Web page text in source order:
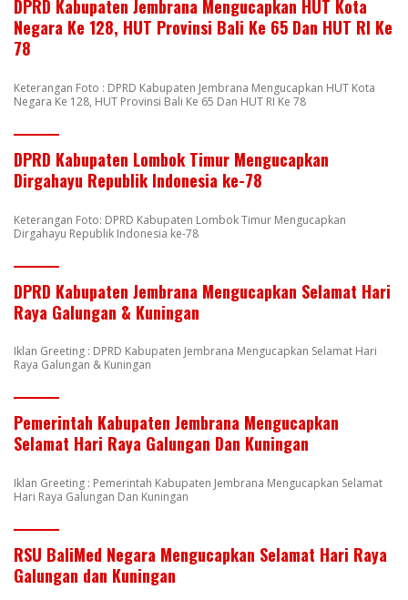
DPRD Kabupaten Jembrana Mengucapkan HUT Kota
Negara Ke 128, HUT Provinsi Bali Ke 65 Dan HUT RI Ke
78
Keterangan Foto : DPRD Kabupaten Jembrana Mengucapkan HUT Kota
Negara Ke 128, HUT Provinsi Bali Ke 65 Dan HUT RI Ke 78
DPRD Kabupaten Lombok Timur Mengucapkan
Dirgahayu Republik Indonesia ke-78
Keterangan Foto: DPRD Kabupaten Lombok Timur Mengucapkan
Dirgahayu Republik Indonesia ke-78
DPRD Kabupaten Jembrana Mengucapkan Selamat Hari
Raya Galungan & Kuningan
Iklan Greeting : DPRD Kabupaten Jembrana Mengucapkan Selamat Hari
Raya Galungan & Kuningan
Pemerintah Kabupaten Jembrana Mengucapkan
Selamat Hari Raya Galungan Dan Kuningan
Iklan Greeting : Pemerintah Kabupaten Jembrana Mengucapkan Selamat
Hari Raya Galungan Dan Kuningan
RSU BaliMed Negara Mengucapkan Selamat Hari Raya
Galungan dan Kuningan